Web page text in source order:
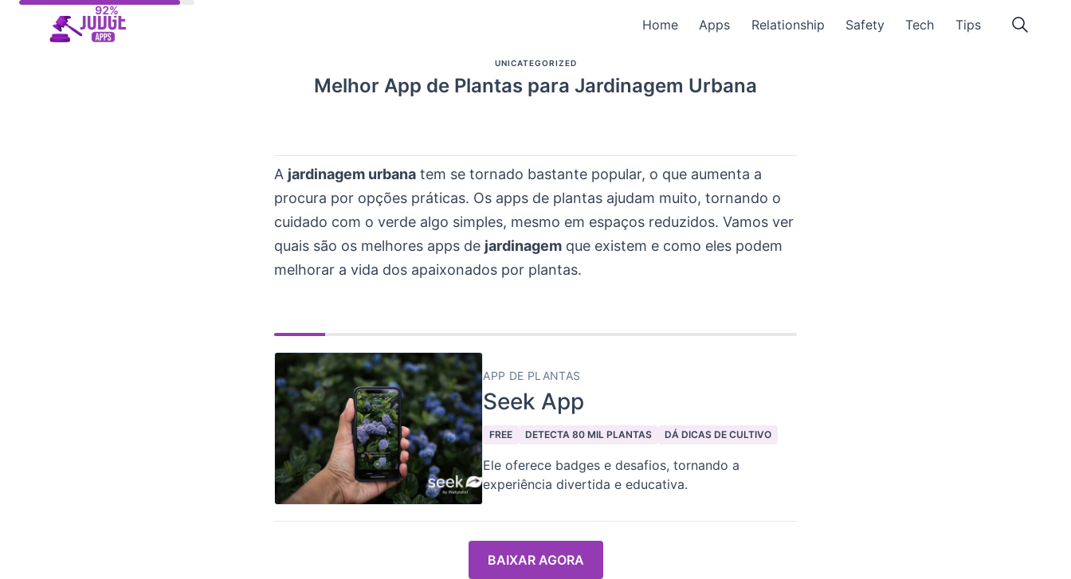
Home Apps Relationship Safety Tech Tips
UNICATEGORIZED
Melhor App de Plantas para Jardinagem Urbana
A jardinagem urbana tem se tornado bastante popular, o que aumenta a
procura por opções práticas. Os apps de plantas ajudam muito, tornando o
cuidado com o verde algo simples, mesmo em espaços reduzidos. Vamos ver
quais são os melhores apps de jardinagem que existem e como eles podem
melhorar a vida dos apaixonados por plantas.
APP DE PLANTAS
Seek App
FREE DETECTA 80 MIL PLANTAS DÁ DICAS DE CULTIVO
Ele oferece badges e desafios, tornando a
experiência divertida e educativa.
BAIXAR AGORA